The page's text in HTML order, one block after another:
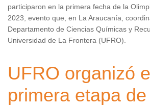
participaron en la primera fecha de la
2023, evento que, en La Araucanía,
Departamento de Ciencias Químicas y
Universidad de La Frontera (UFRO).
UFRO organizó
primera etapa